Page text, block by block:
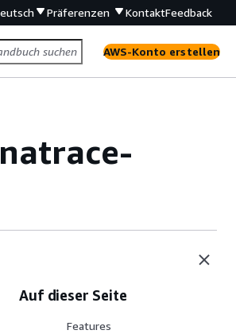
Präferenzen KontaktFeedback
AWS-Konto erstellen
Auf dieser Seite
Features